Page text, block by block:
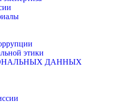
этики
ДАННЫХ